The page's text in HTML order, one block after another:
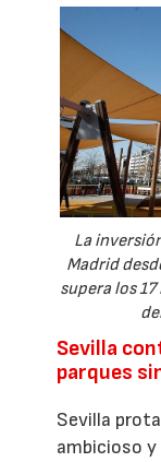
La
Madrid
supera los
Sevilla
parques
Sevilla
ambicioso